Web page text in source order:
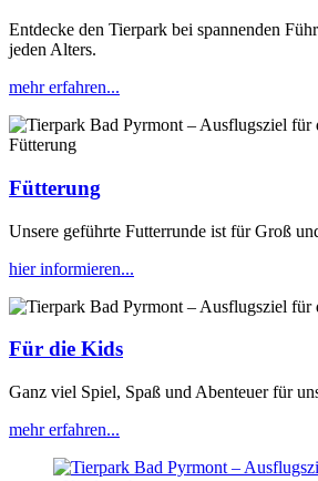
Entdecke den Tierpark bei spannenden
jeden Alters.
mehr erfahren...
Fütterung
Unsere geführte Futterrunde ist für Groß
hier informieren...
Für die Kids
Ganz viel Spiel, Spaß und Abenteuer für
mehr erfahren...